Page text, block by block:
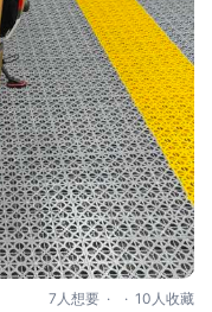
7人想要 . . 10人收藏